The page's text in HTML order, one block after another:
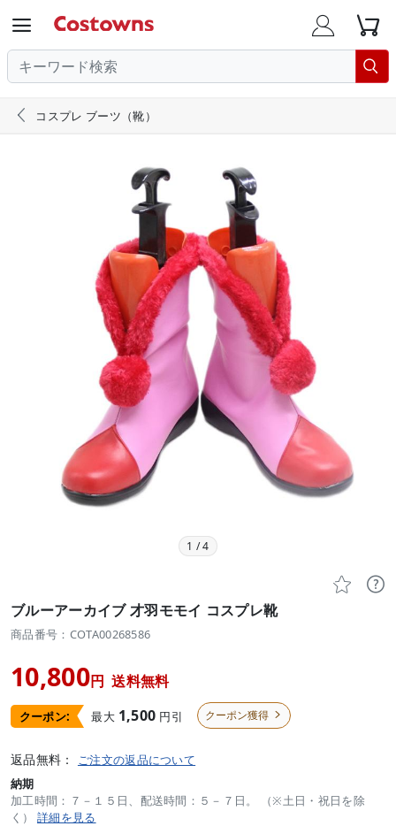
  

 コスプレ ブーツ（靴）
1 /4
 
ブルーアーカイブ 才羽モモイ コスプレ靴
商品番号：COTA00268586
10,800円 送料無料
クーポン: 最大 1,500 円引 クーポン獲得 
返品無料： ご注文の返品について
納期
加工時間：７－１５日、配送時間：５－７日。 （※土日・祝日を除
く） 詳細を見る